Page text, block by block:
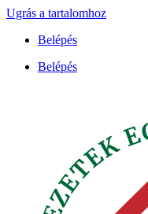
Ugrás a tartalomhoz
Belépés
Belépés